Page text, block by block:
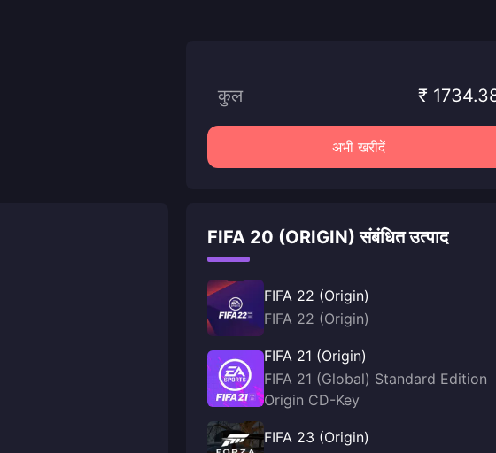
कुल ₹
अभी खरीदें
FIFA 20 (ORIGIN) संबंधित उत्पाद
FIFA 22 (Origin)
FIFA 22 (Origin)
FIFA 21 (Origin)
FIFA 21 (Global) Standard Edition
Origin CD-Key
FIFA 23 (Origin)